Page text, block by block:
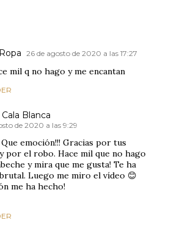
26 de agosto de 2020 a las 17:27
mil q no hago y me encantan
Blanca
de 2020 a las 9:29
emoción!!! Gracias por tus
por el robo. Hace mil que no hago
y mira que me gusta! Te ha
Luego me miro el vídeo 😊
me ha hecho!